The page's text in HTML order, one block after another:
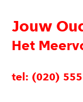
Jouw
Het
tel: (020)